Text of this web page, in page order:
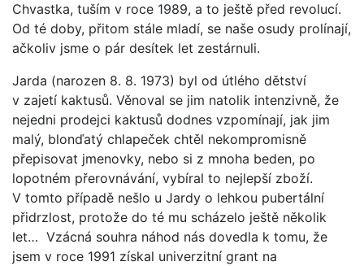
Chvastka, tuším v roce 1989, a to ještě před revolucí.
Od té doby, přitom stále mladí, se naše osudy prolínají,
ačkoliv jsme o pár desítek let zestárnuli.
Jarda (narozen 8. 8. 1973) byl od útlého dětství
v zajetí kaktusů. Věnoval se jim natolik intenzivně, že
nejedni prodejci kaktusů dodnes vzpomínají, jak jim
malý, blonďatý chlapeček chtěl nekompromisně
přepisovat jmenovky, nebo si z mnoha beden, po
lopotném přerovnávání, vybíral to nejlepší zboží.
V tomto případě nešlo u Jardy o lehkou pubertální
přidrzlost, protože do té mu scházelo ještě několik
let… Vzácná souhra náhod nás dovedla k tomu, že
jsem v roce 1991 získal univerzitní grant na